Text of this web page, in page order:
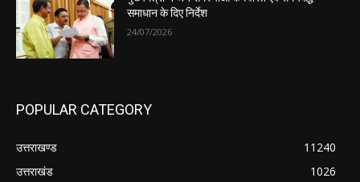
समाधान के दिए निर्देश
24/07/2026
POPULAR CATEGORY
उत्तराखण्ड
11240
उत्तराखंड
1026